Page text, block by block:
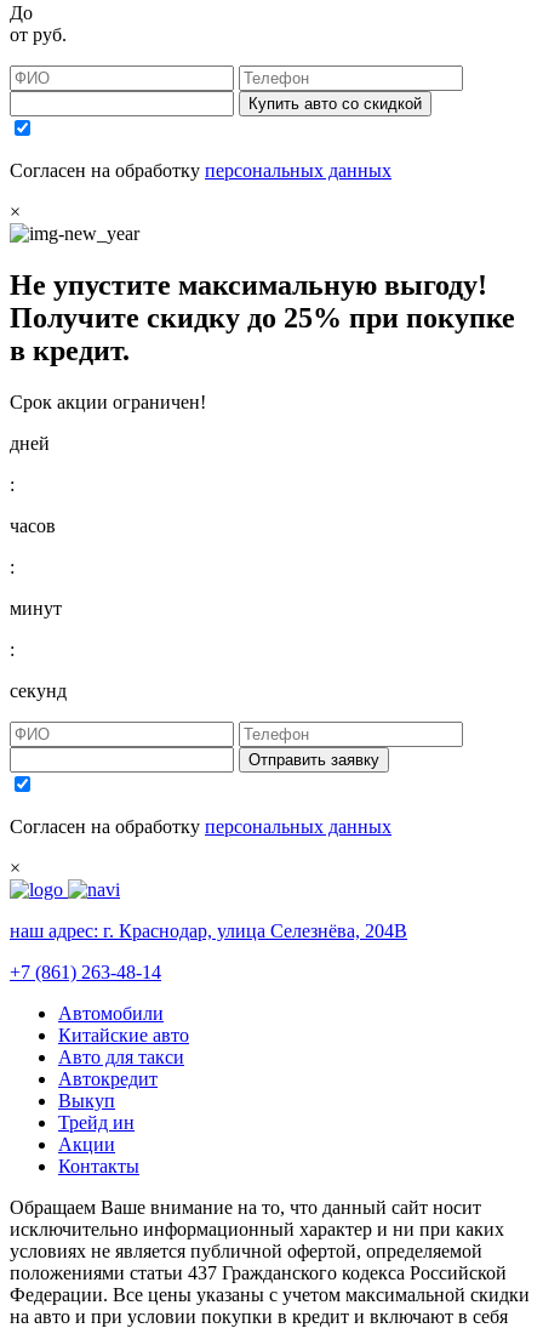
До
от руб.
Купить авто со скидкой
Согласен на обработку персональных данных
×
Не упустите максимальную выгоду!
Получите скидку до 25% при покупке
в кредит.
Срок акции ограничен!
дней
:
часов
:
минут
:
секунд
Отправить заявку
Согласен на обработку персональных данных
×
наш адрес: г. Краснодар, улица Селезнёва, 204В
+7 (861) 263-48-14
Автомобили
Китайские авто
Авто для такси
Автокредит
Выкуп
Трейд ин
Акции
Контакты
Обращаем Ваше внимание на то, что данный сайт носит
исключительно информационный характер и ни при каких
условиях не является публичной офертой, определяемой
положениями статьи 437 Гражданского кодекса Российской
Федерации. Все цены указаны с учетом максимальной скидки
на авто и при условии покупки в кредит и включают в себя